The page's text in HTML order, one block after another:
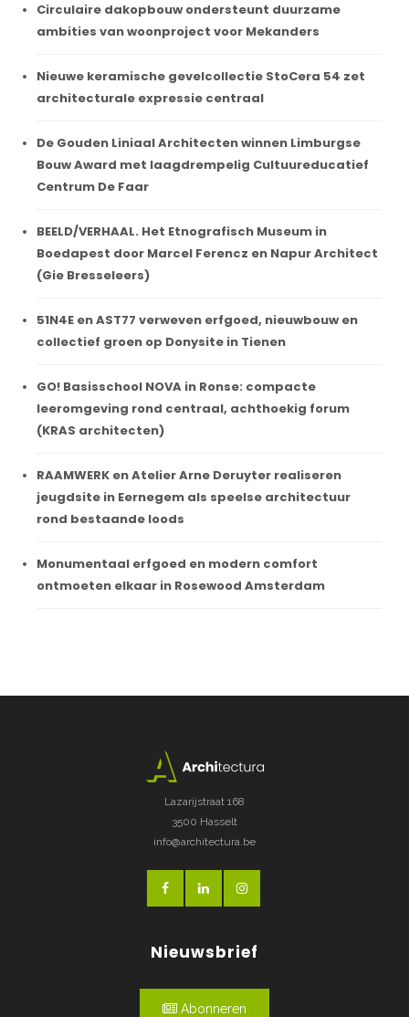
Circulaire dakopbouw ondersteunt duurzame
ambities van woonproject voor Mekanders
Nieuwe keramische gevelcollectie StoCera 54 zet
architecturale expressie centraal
De Gouden Liniaal Architecten winnen Limburgse
Bouw Award met laagdrempelig Cultuureducatief
Centrum De Faar
BEELD/VERHAAL. Het Etnografisch Museum in
Boedapest door Marcel Ferencz en Napur Architect
(Gie Bresseleers)
51N4E en AST77 verweven erfgoed, nieuwbouw en
collectief groen op Donysite in Tienen
GO! Basisschool NOVA in Ronse: compacte
leeromgeving rond centraal, achthoekig forum
(KRAS architecten)
RAAMWERK en Atelier Arne Deruyter realiseren
jeugdsite in Eernegem als speelse architectuur
rond bestaande loods
Monumentaal erfgoed en modern comfort
ontmoeten elkaar in Rosewood Amsterdam
Lazarijstraat 168
3500 Hasselt
info@architectura.be
Nieuwsbrief
Abonneren